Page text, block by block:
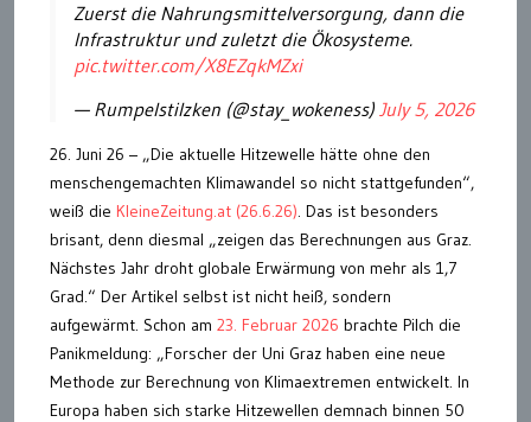
Zuerst die Nahrungsmittelversorgung, dann die
Infrastruktur und zuletzt die Ökosysteme.
pic.twitter.com/X8EZqkMZxi
— Rumpelstilzken (@stay_wokeness) July 5, 2026
26. Juni 26 – „Die aktuelle Hitzewelle hätte ohne den
menschengemachten Klimawandel so nicht stattgefunden“,
weiß die KleineZeitung.at (26.6.26). Das ist besonders
brisant, denn diesmal „zeigen das Berechnungen aus Graz.
Nächstes Jahr droht globale Erwärmung von mehr als 1,7
Grad.“ Der Artikel selbst ist nicht heiß, sondern
aufgewärmt. Schon am 23. Februar 2026 brachte Pilch die
Panikmeldung: „Forscher der Uni Graz haben eine neue
Methode zur Berechnung von Klimaextremen entwickelt. In
Europa haben sich starke Hitzewellen demnach binnen 50